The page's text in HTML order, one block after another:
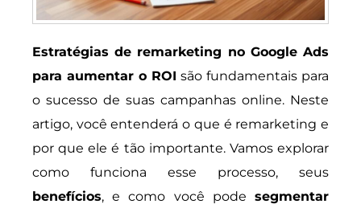
Estratégias de remarketing no Google Ads
para aumentar o ROI são fundamentais para
o sucesso de suas campanhas online. Neste
artigo, você entenderá o que é remarketing e
por que ele é tão importante. Vamos explorar
como funciona esse processo, seus
benefícios, e como você pode segmentar